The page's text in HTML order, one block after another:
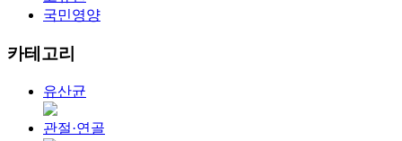
국민영양
카테고리
유산균
관절·연골